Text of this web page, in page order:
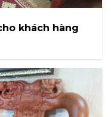
khách hàng